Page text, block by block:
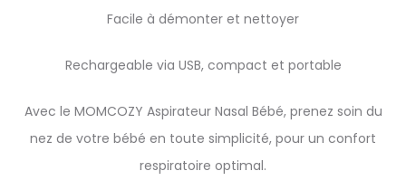
Facile à démonter et nettoyer
Rechargeable via USB, compact et portable
Avec le MOMCOZY Aspirateur Nasal Bébé, prenez soin du
nez de votre bébé en toute simplicité, pour un confort
respiratoire optimal.